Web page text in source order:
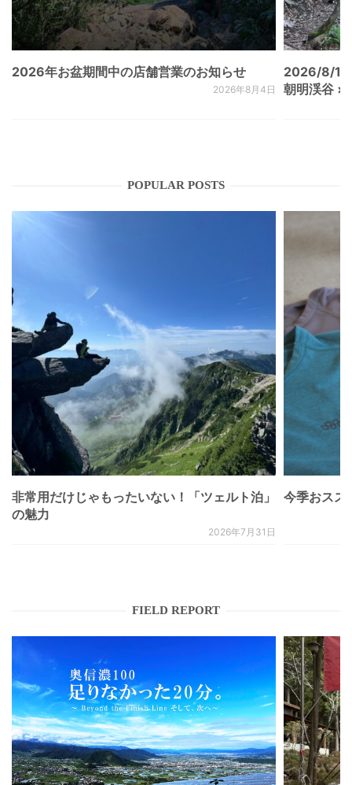
2026年お盆期間中の店舗営業のお知らせ
2026年8月4日
2026/8/
朝明渓谷 ×
POPULAR POSTS
非常用だけじゃもったいない！「ツェルト泊」
の魅力
2026年7月31日
今季おスス
FIELD REPORT